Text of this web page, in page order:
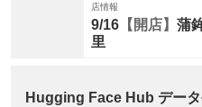
店情報
9/16 【開店】 蒲
里
Hugging Face Hub データ